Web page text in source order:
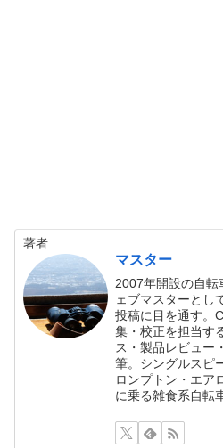
著者
マスター
2007年開設の自転
ェブマスターとし
投稿に目を通す。
集・校正を担当す
ス・製品レビュー
筆。シングルスピ
ロンプトン・エア
に乗る雑食系自転